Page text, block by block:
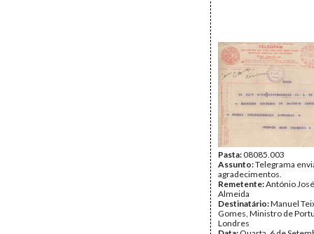
Pasta:08085.003
Assunto:Telegrama
agradecimentos.
Remetente:António
Almeida
Destinatário:Manuel
Gomes, Ministro de
Londres